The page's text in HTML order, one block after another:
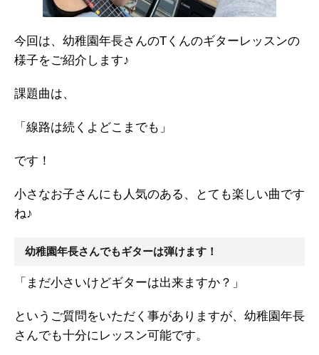
今回は、幼稚園年長さんのTくんのギターレッスンの
様子をご紹介します♪
課題曲は、
「線路は続くよどこまでも」
です！
小さなお子さんにも人気のある、とても楽しい曲です
ね♪
幼稚園年長さんでもギターは弾けます！
「まだ小さいけどギターは出来ますか？」
というご質問をいただく事がありますが、幼稚園年長
さんでも十分にレッスン可能です。